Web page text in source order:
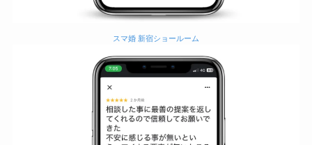
スマ婚 新宿ショールーム